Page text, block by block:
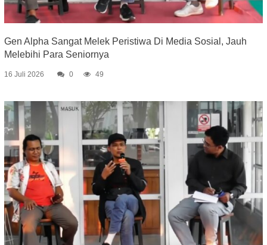
Gen Alpha Sangat Melek Peristiwa Di Media Sosial, Jauh
Melebihi Para Seniornya
16 Juli 2026 0 49